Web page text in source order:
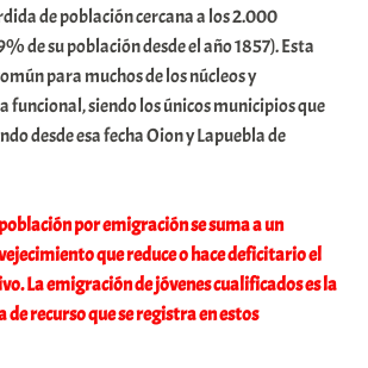
de población cercana a los 2.000
de su población desde el año 1857). Esta
para muchos de los núcleos y
funcional, siendo los únicos municipios que
desde esa fecha Oion y Lapuebla de
por emigración se suma a un
que reduce o hace deficitario el
La emigración de jóvenes cualificados es la
recurso que se registra en estos